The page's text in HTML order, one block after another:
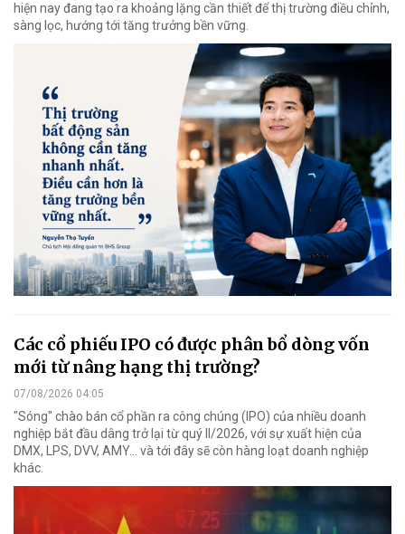
hiện nay đang tạo ra khoảng lặng cần thiết để thị trường điều chỉnh,
sàng lọc, hướng tới tăng trưởng bền vững.
Các cổ phiếu IPO có được phân bổ dòng vốn
mới từ nâng hạng thị trường?
07/08/2026 04:05
"Sóng" chào bán cổ phần ra công chúng (IPO) của nhiều doanh
nghiệp bắt đầu dâng trở lại từ quý II/2026, với sự xuất hiện của
DMX, LPS, DVV, AMY... và tới đây sẽ còn hàng loạt doanh nghiệp
khác.